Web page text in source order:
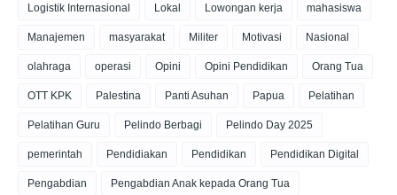
Logistik Internasional Lokal Lowongan kerja mahasiswa
Manajemen masyarakat Militer Motivasi Nasional
olahraga operasi Opini Opini Pendidikan Orang Tua
OTT KPK Palestina Panti Asuhan Papua Pelatihan
Pelatihan Guru Pelindo Berbagi Pelindo Day 2025
pemerintah Pendidiakan Pendidikan Pendidikan Digital
Pengabdian Pengabdian Anak kepada Orang Tua